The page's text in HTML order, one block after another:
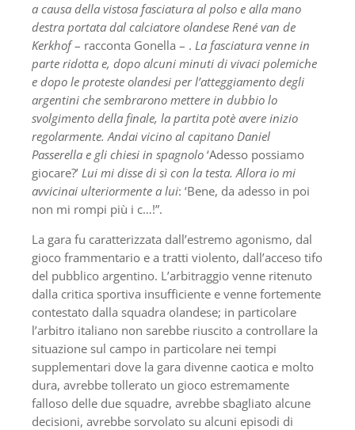
a causa della vistosa fasciatura al polso e alla mano
destra portata dal calciatore olandese René van de
Kerkhof– racconta Gonella – . La fasciatura venne in
parte ridotta e, dopo alcuni minuti di vivaci polemiche
e dopo le proteste olandesi per l’atteggiamento degli
argentini che sembrarono mettere in dubbio lo
svolgimento della finale, la partita potè avere inizio
regolarmente. Andai vicino al capitano Daniel
Passerella e gli chiesi in spagnolo ‘Adesso possiamo
giocare?’ Lui mi disse di sì con la testa. Allora io mi
avvicinai ulteriormente a lui: ‘Bene, da adesso in poi
non mi rompi più i c…!”.
La gara fu caratterizzata dall’estremo agonismo, dal
gioco frammentario e a tratti violento, dall’acceso tifo
del pubblico argentino. L’arbitraggio venne ritenuto
dalla critica sportiva insufficiente e venne fortemente
contestato dalla squadra olandese; in particolare
l’arbitro italiano non sarebbe riuscito a controllare la
situazione sul campo in particolare nei tempi
supplementari dove la gara divenne caotica e molto
dura, avrebbe tollerato un gioco estremamente
falloso delle due squadre, avrebbe sbagliato alcune
decisioni, avrebbe sorvolato su alcuni episodi di